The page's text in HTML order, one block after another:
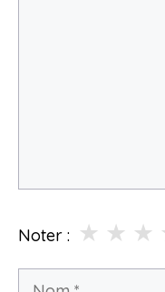
Noter : ★
★
★
Nom